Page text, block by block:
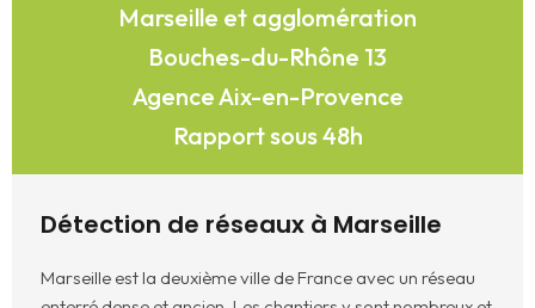
Marseille et agglomération
Bouches-du-Rhône 13
Agence Aix-en-Provence
Rapport sous 48h
Détection de réseaux à Marseille
Marseille est la deuxième ville de France avec un réseau